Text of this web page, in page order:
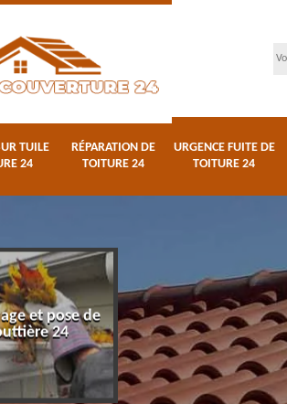
TUILE
24
RÉPARATION DE
TOITURE 24
URGENCE FUITE DE
TOITURE 24
et pose de
24
Peinture sur tuile et
toiture 24